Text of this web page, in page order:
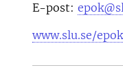
E-post:
www.slu.se/epok